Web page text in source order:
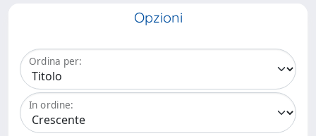
Opzioni
Ordina per:
In ordine: